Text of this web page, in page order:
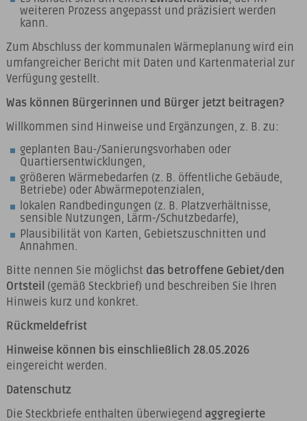
weiteren Prozess angepasst und präzisiert werden
kann.
Zum Abschluss der kommunalen Wärmeplanung wird ein
umfangreicher Bericht mit Daten und Kartenmaterial zur
Verfügung gestellt.
Was können Bürgerinnen und Bürger jetzt beitragen?
Willkommen sind Hinweise und Ergänzungen, z. B. zu:
geplanten Bau-/Sanierungsvorhaben oder
Quartiersentwicklungen,
größeren Wärmebedarfen (z. B. öffentliche Gebäude,
Betriebe) oder Abwärmepotenzialen,
lokalen Randbedingungen (z. B. Platzverhältnisse,
sensible Nutzungen, Lärm-/Schutzbedarfe),
Plausibilität von Karten, Gebietszuschnitten und
Annahmen.
Bitte nennen Sie möglichst das betroffene Gebiet/den
Ortsteil (gemäß Steckbrief) und beschreiben Sie Ihren
Hinweis kurz und konkret.
Rückmeldefrist
Hinweise können bis einschließlich 28.05.2026
eingereicht werden.
Datenschutz
Die Steckbriefe enthalten überwiegend aggregierte